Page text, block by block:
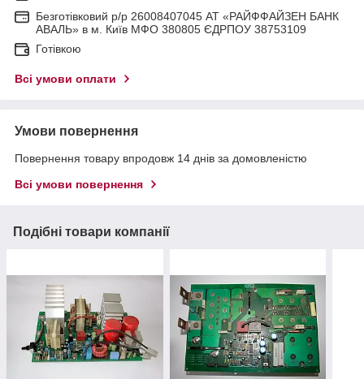
Безготівковий р/р 26008407045 АТ «РАЙФФАЙЗЕН БАНК
АВАЛЬ» в м. Київ МФО 380805 ЄДРПОУ 38753109
Готівкою
Всі умови оплати
Умови повернення
Повернення товару впродовж 14 днів за домовленістю
Всі умови повернення
Подібні товари компанії